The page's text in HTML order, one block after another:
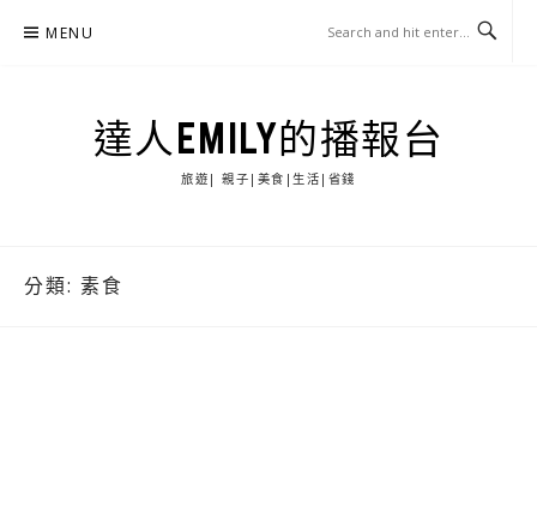
MENU
達人EMILY的播報台
旅遊| 親子|美食|生活|省錢
分類: 素食